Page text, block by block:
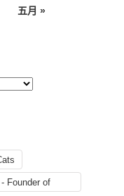
五月 »
Founder of